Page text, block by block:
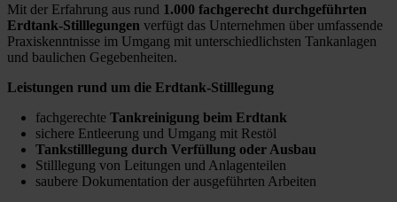
Mit der Erfahrung aus rund 1.000 fachgerecht durchgeführten
Erdtank-Stilllegungen verfügt das Unternehmen über umfassende
Praxiskenntnisse im Umgang mit unterschiedlichsten Tankanlagen
und baulichen Gegebenheiten.
Leistungen rund um die Erdtank-Stilllegung
fachgerechte Tankreinigung beim Erdtank
sichere Entleerung und Umgang mit Restöl
Tankstilllegung durch Verfüllung oder Ausbau
Stilllegung von Leitungen und Anlagenteilen
saubere Dokumentation der ausgeführten Arbeiten